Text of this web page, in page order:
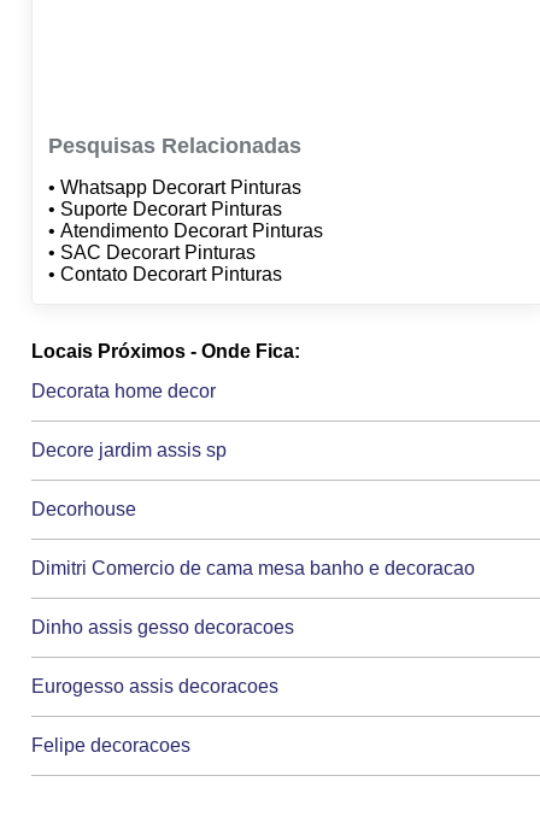
Pesquisas Relacionadas
• Whatsapp Decorart Pinturas
• Suporte Decorart Pinturas
• Atendimento Decorart Pinturas
• SAC Decorart Pinturas
• Contato Decorart Pinturas
Locais Próximos - Onde Fica:
Decorata home decor
Decore jardim assis sp
Decorhouse
Dimitri Comercio de cama mesa banho e decoracao
Dinho assis gesso decoracoes
Eurogesso assis decoracoes
Felipe decoracoes